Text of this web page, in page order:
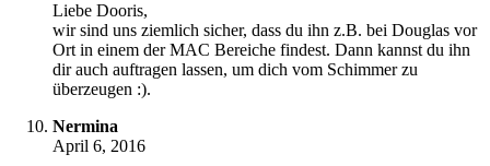
Liebe Dooris,
wir sind uns ziemlich sicher, dass du ihn z.B. bei Douglas vor
Ort in einem der MAC Bereiche findest. Dann kannst du ihn
dir auch auftragen lassen, um dich vom Schimmer zu
überzeugen :).
Nermina
April 6, 2016